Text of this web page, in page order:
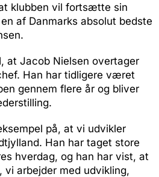
klubben vil fortsætte sin
af Danmarks absolut bedste
at Jacob Nielsen overtager
Han har tidligere været
gennem flere år og bliver
på, at vi udvikler
Han har taget store
hverdag, og han har vist, at
vi arbejder med udvikling,